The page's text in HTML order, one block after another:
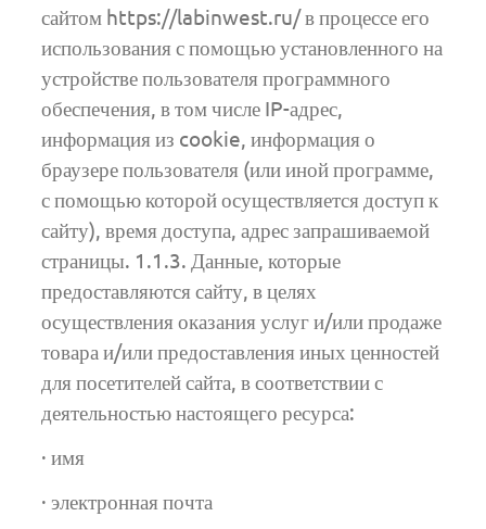
сайтом https://labinwest.ru/ в процессе его
использования с помощью установленного на
устройстве пользователя программного
обеспечения, в том числе IP-адрес,
информация из cookie, информация о
браузере пользователя (или иной программе,
с помощью которой осуществляется доступ к
сайту), время доступа, адрес запрашиваемой
страницы. 1.1.3. Данные, которые
предоставляются сайту, в целях
осуществления оказания услуг и/или продаже
товара и/или предоставления иных ценностей
для посетителей сайта, в соответствии с
деятельностью настоящего ресурса:
· имя
· электронная почта